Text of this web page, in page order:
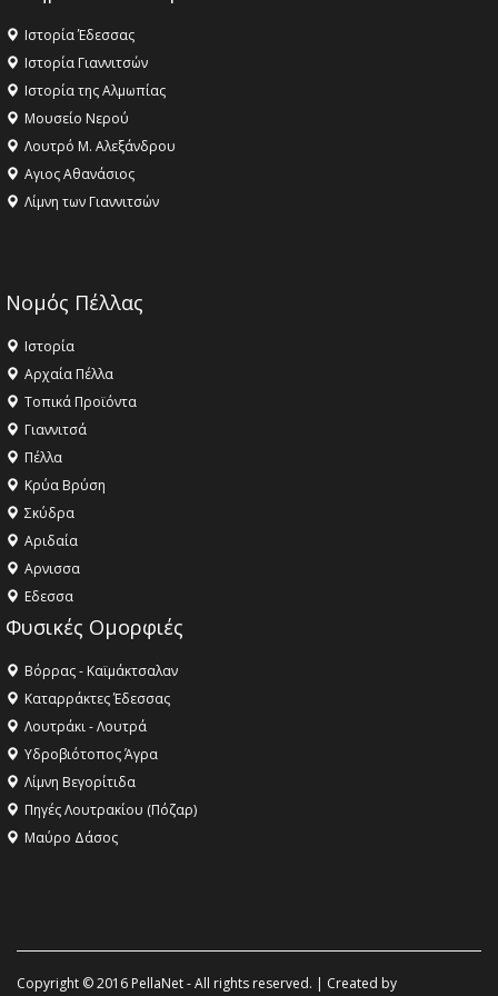
Ιστορία Έδεσσας
Ιστορία Γιαννιτσών
Ιστορία της Αλμωπίας
Μουσείο Νερού
Λουτρό Μ. Αλεξάνδρου
Αγιος Αθανάσιος
Λίμνη των Γιαννιτσών
Νομός Πέλλας
Ιστορία
Αρχαία Πέλλα
Τοπικά Προϊόντα
Γιαννιτσά
Πέλλα
Κρύα Βρύση
Σκύδρα
Αριδαία
Aρνισσα
Eδεσσα
Φυσικές Ομορφιές
Βόρρας - Καϊμάκτσαλαν
Καταρράκτες Έδεσσας
Λουτράκι - Λουτρά
Υδροβιότοπος Άγρα
Λίμνη Βεγορίτιδα
Πηγές Λουτρακίου (Πόζαρ)
Μαύρο Δάσος
Copyright © 2016 PellaNet - All rights reserved. | Created by